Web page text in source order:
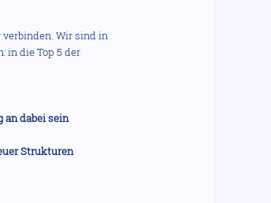
Wir sind in
in die Top 5 der
an dabei sein
Strukturen